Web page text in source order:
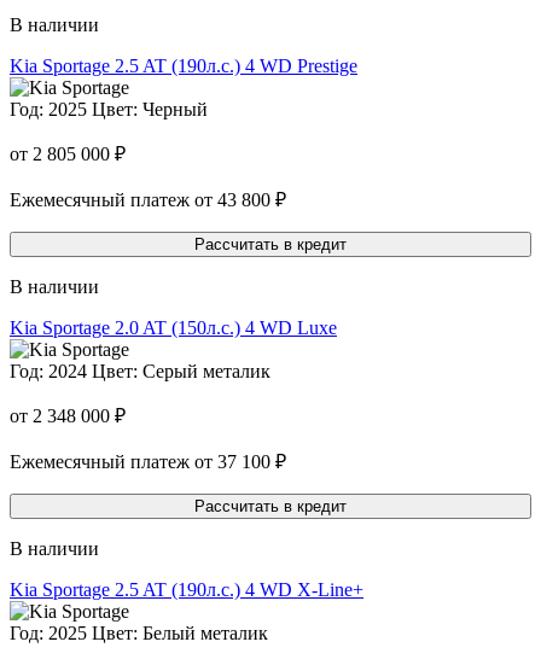
В наличии
Kia Sportage 2.5 AT (190л.с.) 4 WD Prestige
Год: 2025 Цвет: Черный
от 2 805 000 ₽
Ежемесячный платеж от 43 800 ₽
Рассчитать в кредит
В наличии
Kia Sportage 2.0 AT (150л.с.) 4 WD Luxe
Год: 2024 Цвет: Серый металик
от 2 348 000 ₽
Ежемесячный платеж от 37 100 ₽
Рассчитать в кредит
В наличии
Kia Sportage 2.5 AT (190л.с.) 4 WD X-Line+
Год: 2025 Цвет: Белый металик